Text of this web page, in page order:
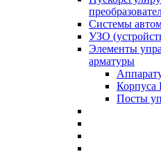
Системы
УЗО
Элементы
арматуры
Корпуса
Посты